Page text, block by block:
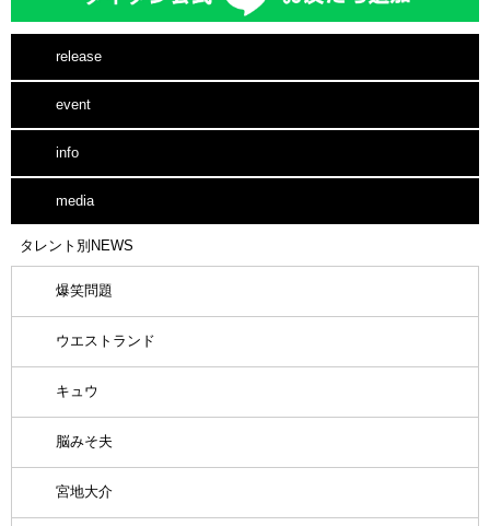
release
event
info
media
タレント別NEWS
爆笑問題
ウエストランド
キュウ
脳みそ夫
宮地大介